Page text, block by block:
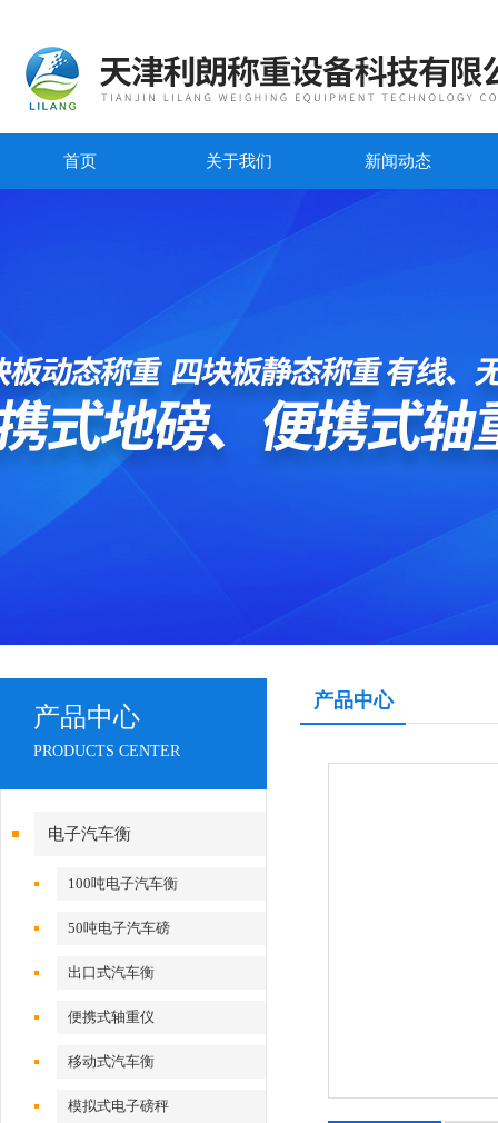
首页 关于我们 新闻动态
产品中心
PRODUCTS CENTER
电子汽车衡
100吨电子汽车衡
50吨电子汽车磅
出口式汽车衡
便携式轴重仪
移动式汽车衡
模拟式电子磅秤
产品中心